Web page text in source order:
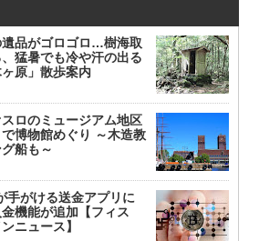
品がゴロゴロ…樹海取
猛暑でも冷や汗の出る
ヶ原」散歩案内
ロのミュージアム地区
で博物館めぐり ～木造教
船も～
手がける送金アプリに
機能が追加【フィス
ニュース】